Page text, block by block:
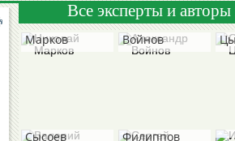
Все эксперты и
Николай
Марков
Александр
Войнов
Сысоев
Филиппов